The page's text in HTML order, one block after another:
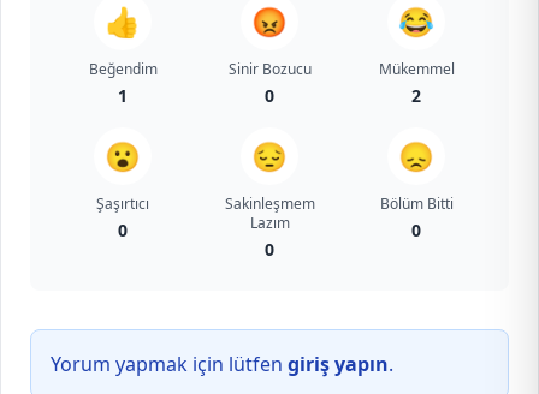
👍
Beğendim
1
😡
Sinir Bozucu
0
😂
Mükemmel
2
😮
Şaşırtıcı
0
😔
Sakinleşmem
Lazım
0
😞
Bölüm Bitti
0
Yorum yapmak için lütfen giriş yapın.